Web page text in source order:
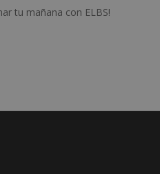
tu mañana con ELBS!